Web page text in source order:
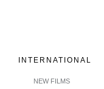
INTERNATIONAL
NEW FILMS